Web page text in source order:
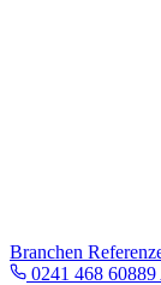
Branchen
0241 468 60889